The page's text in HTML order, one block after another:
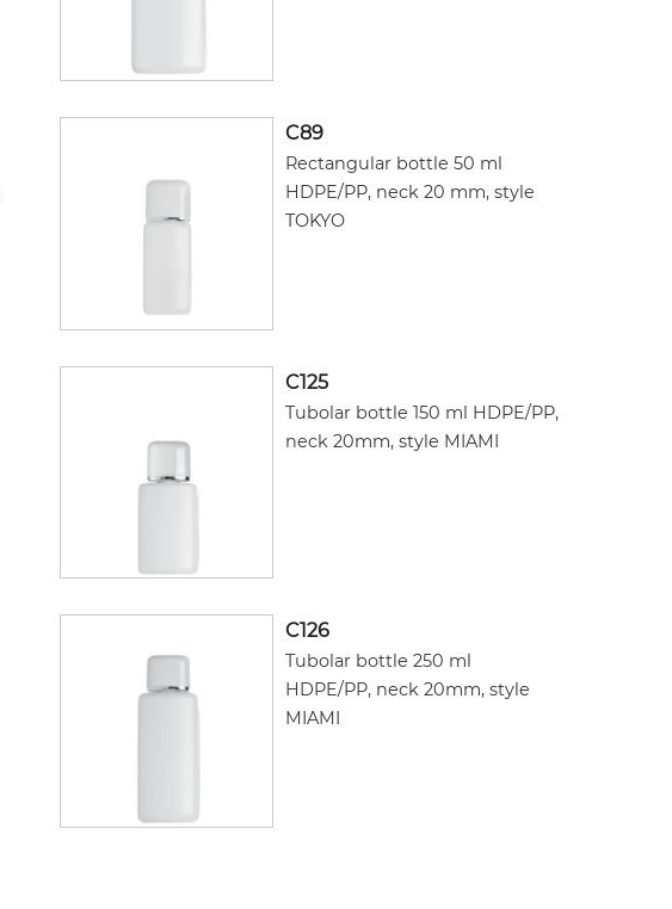
C89
Rectangular bottle 50 ml
HDPE/PP, neck 20 mm, style
TOKYO
C125
Tubolar bottle 150 ml HDPE/PP,
neck 20mm, style MIAMI
C126
Tubolar bottle 250 ml
HDPE/PP, neck 20mm, style
MIAMI